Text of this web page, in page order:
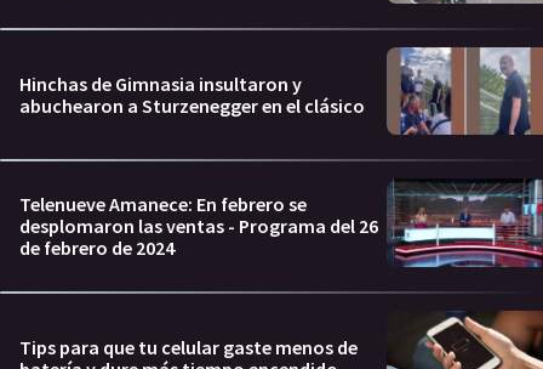
Hinchas de Gimnasia insultaron y
abuchearon a Sturzenegger en el clásico
Telenueve Amanece: En febrero se
desplomaron las ventas - Programa del 26
de febrero de 2024
Tips para que tu celular gaste menos de